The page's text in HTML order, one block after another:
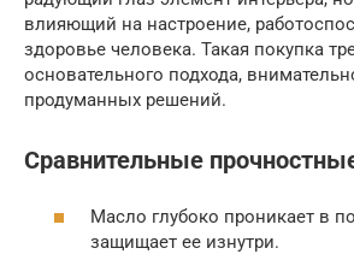
влияющий на настроение,
здоровье человека. Такая покупка
основательного подхода,
продуманных решений.
Сравнительные
Масло глубоко проникает в
защищает ее изнутри.